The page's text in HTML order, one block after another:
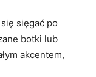
sięgać po
botki lub
akcentem,